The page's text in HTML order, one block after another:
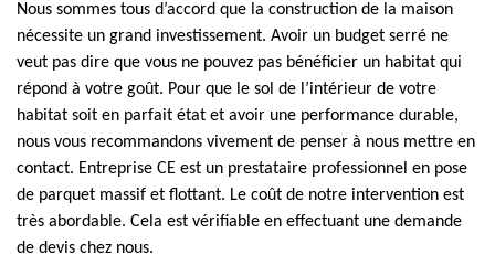
Nous sommes tous d’accord que la construction de la maison
nécessite un grand investissement. Avoir un budget serré ne
veut pas dire que vous ne pouvez pas bénéficier un habitat qui
répond à votre goût. Pour que le sol de l’intérieur de votre
habitat soit en parfait état et avoir une performance durable,
nous vous recommandons vivement de penser à nous mettre en
contact. Entreprise CE est un prestataire professionnel en pose
de parquet massif et flottant. Le coût de notre intervention est
très abordable. Cela est vérifiable en effectuant une demande
de devis chez nous.